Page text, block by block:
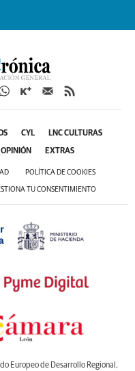
CYL LNC CULTURAS
OPINIÓN EXTRAS
POLÍTICA DE COOKIES
TU CONSENTIMIENTO
Europeo de Desarrollo Regional,